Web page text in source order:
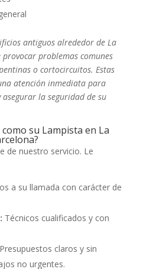
antiguos alrededor de La
problemas comunes
o cortocircuitos. Estas
atención inmediata para
la seguridad de su
su Lampista en La
de nuestro servicio. Le
a su llamada con carácter de
Técnicos cualificados y con
Presupuestos claros y sin
no urgentes.